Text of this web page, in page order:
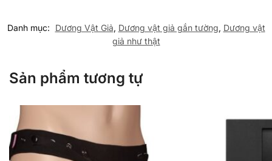
Danh mục: Dương Vật Giả, Dương vật giả gắn tường, Dương vật
giả như thật
Sản phẩm tương tự